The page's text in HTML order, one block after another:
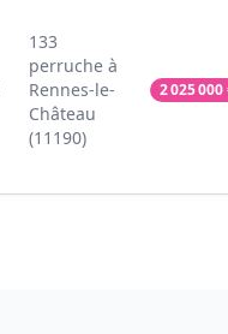
133
perruche à
Rennes-le-
Château
(11190)
2 025 000